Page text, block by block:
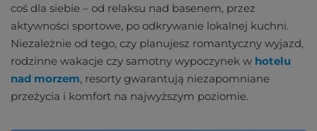
coś dla siebie – od relaksu nad basenem, przez
aktywności sportowe, po odkrywanie lokalnej kuchni.
Niezależnie od tego, czy planujesz romantyczny wyjazd,
rodzinne wakacje czy samotny wypoczynek w hotelu
nad morzem, resorty gwarantują niezapomniane
przeżycia i komfort na najwyższym poziomie.